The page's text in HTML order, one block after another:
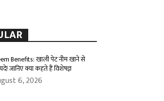
Benefits: खाली पेट नीम खाने से
जानिए क्या कहते हैं विशेषज्ञ
6, 2026